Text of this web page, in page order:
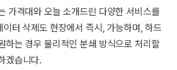
가격대와 오늘 소개드린 다양한 서비스를
이터 삭제도 현장에서 즉시, 가능하며, 하드
하는 경우 물리적인 분쇄 방식으로 처리할
겠습니다.